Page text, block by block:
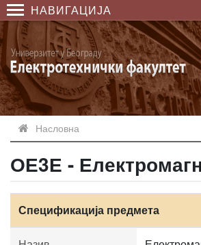
НАВИГАЦИЈА
Насловна
ОЕ3Е -
Спецификација предмета